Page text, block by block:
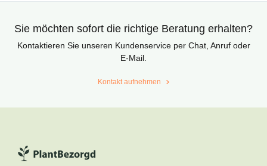
Sie möchten sofort die richtige Beratung erhalten?
Kontaktieren Sie unseren Kundenservice per Chat, Anruf oder
E-Mail.
Kontakt aufnehmen